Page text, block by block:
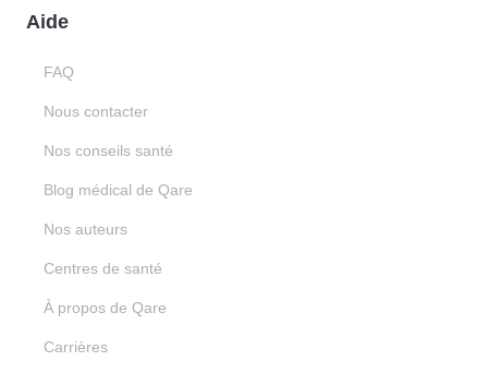
Aide
FAQ
Nous contacter
Nos conseils santé
Blog médical de Qare
Nos auteurs
Centres de santé
À propos de Qare
Carrières